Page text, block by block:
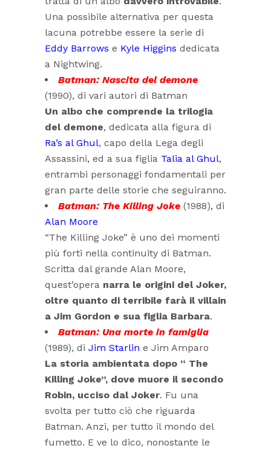
Una possibile alternativa per questa
lacuna potrebbe essere la serie di
Eddy Barrows e Kyle Higgins dedicata
a Nightwing.
Batman: Nascita del demone
(1990), di vari autori di Batman
Un albo che comprende la trilogia
del demone, dedicata alla figura di
Ra’s al Ghul, capo della Lega degli
Assassini, ed a sua figlia Talia al Ghul,
entrambi personaggi fondamentali per
gran parte delle storie che seguiranno.
Batman: The Killing Joke (1988), di
Alan Moore
“The Killing Joke” è uno dei momenti
più forti nella continuity di Batman.
Scritta dal grande Alan Moore,
quest’opera narra le origini del Joker,
oltre quanto di terribile farà il villain
a Jim Gordon e sua figlia Barbara.
Batman: Una morte in famiglia
(1989), di Jim Starlin e Jim Amparo
La storia ambientata dopo “ The
Killing Joke”, dove muore il secondo
Robin, ucciso dal Joker. Fu una
svolta per tutto ciò che riguarda
Batman. Anzi, per tutto il mondo del
fumetto. E ve lo dico, nonostante le